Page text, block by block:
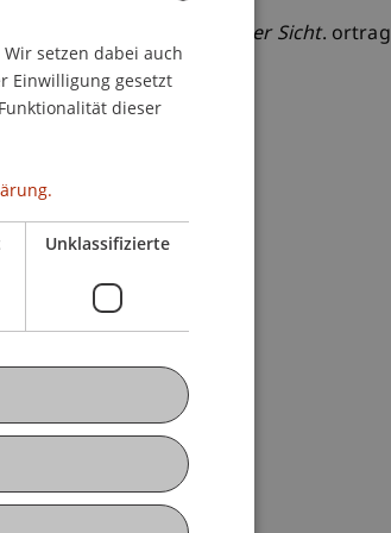
aus rechtsvergleichender Sicht. ortrag
im deutsch-chinesischen
GERMAN
ENGLISH
setzen dabei auch
Einwilligung gesetzt
dieser
Unklassifizierte